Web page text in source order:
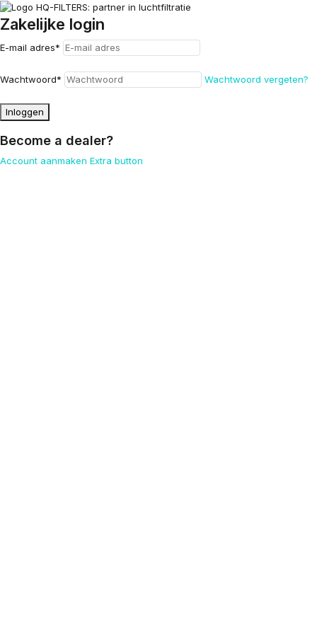
Zakelijke login
E-mail adres*
Wachtwoord* Wachtwoord vergeten?
Inloggen
Become a dealer?
Account aanmaken Extra button